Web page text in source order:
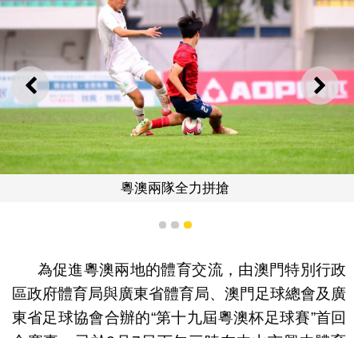
上一則 下一
粵澳兩隊全力拼搶
1 2 3
為促進粵澳兩地的體育交流，由澳門特別行政
區政府體育局與廣東省體育局、澳門足球總會及廣
東省足球協會合辦的“第十九屆粵澳杯足球賽”首回